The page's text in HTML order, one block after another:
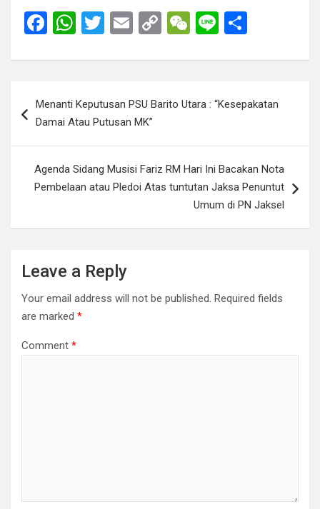
F
ce
o
k
W
at
A
p
T
tt
E
ail
C
py
n
W
C
at
Li
e
ar
navigation
Menanti Keputusan PSU Barito Utara : “Kesepakatan
Damai Atau Putusan MK”
Agenda Sidang Musisi Fariz RM Hari Ini Bacakan Nota
Pembelaan atau Pledoi Atas tuntutan Jaksa Penuntut
Umum di PN Jaksel
Leave a Reply
Your email address will not be published. Required fields
are marked *
Comment *